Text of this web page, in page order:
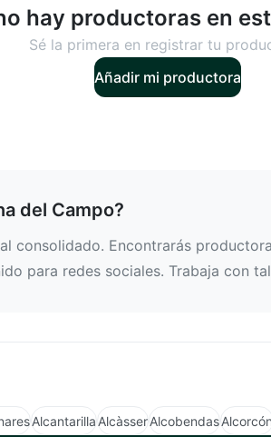
hay productoras en
Sé la primera en registrar tu
Añadir mi productora
del Campo?
consolidado. Encontrarás
para redes sociales. Trabaja con
AlcantarillaAlcàsserAlcobendas